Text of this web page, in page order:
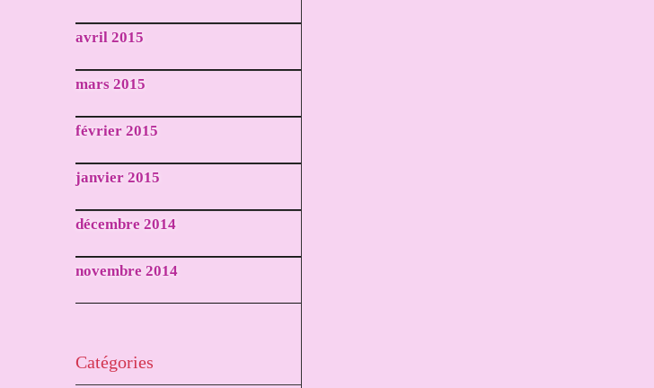
avril 2015
mars 2015
février 2015
janvier 2015
décembre 2014
novembre 2014
Catégories